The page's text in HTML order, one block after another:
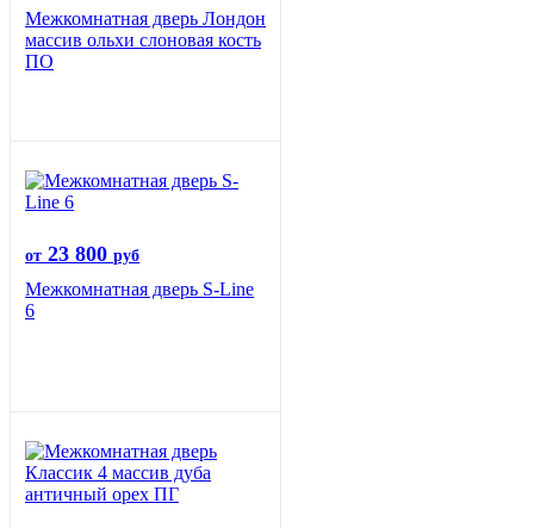
Межкомнатная дверь Лондон
массив ольхи слоновая кость
ПО
от 23 800 руб
Межкомнатная дверь S-Line
6